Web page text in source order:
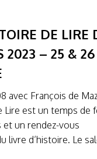
DE LIRE
2023 – 25 & 26
avec François de
Lire est un temps de
et un rendez-vous
livre d’histoire. Le